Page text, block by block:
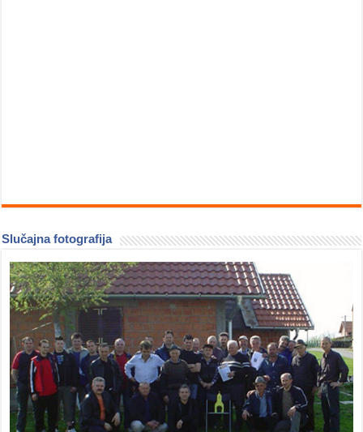
Slučajna fotografija